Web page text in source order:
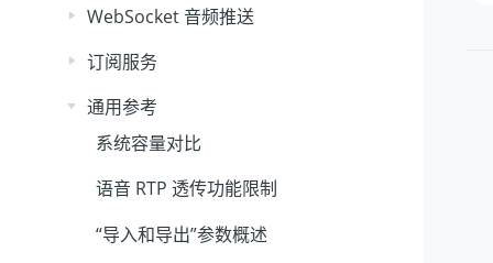
WebSocket 音频推送
订阅服务
通用参考
系统容量对比
语音 RTP 透传功能限制
“导入和导出”参数概述